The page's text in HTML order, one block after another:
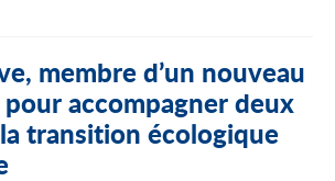
membre d’un nouveau
accompagner deux
la transition écologique